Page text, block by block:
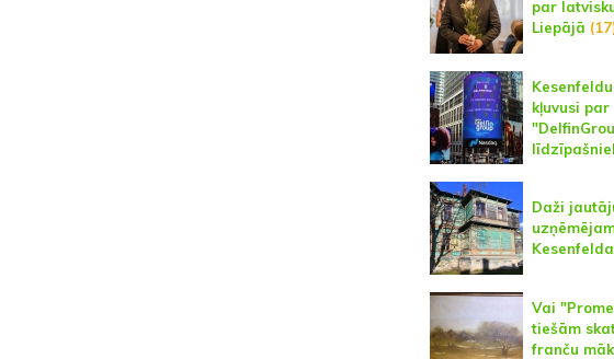
par
Liepājā
kļuvusi par
Daži
Vai
tiešām
franču